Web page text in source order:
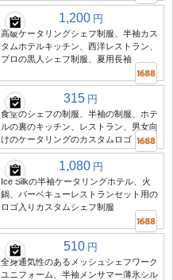
1,200 円
高級ケータリングシェフ制服、半袖カス
タムホテルキッチン、西洋レストラン、
プロの黒人シェフ制服、夏用長袖
315 円
食堂のシェフの制服、半袖の制服、ホテ
ルの裏のキッチン、レストラン、男女向
けのケータリングのカスタムロゴ
1,080 円
Ice Silkの半袖ケータリングホテル、火
鍋、バーベキューレストランセット用の
ロゴ入りカスタムシェフ制服
510 円
全身通気性のあるメッシュシェフワーク
ユニフォーム、半袖メンサマー薄氷シル